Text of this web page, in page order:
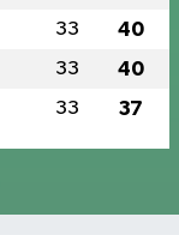
33 40
33 40
33 37